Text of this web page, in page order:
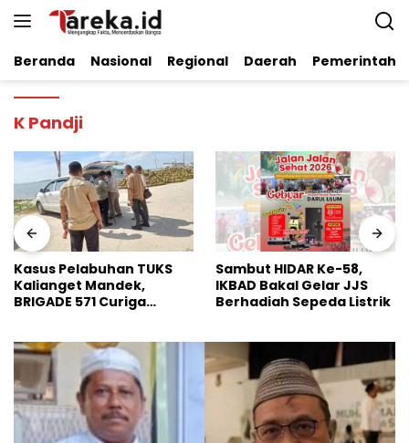
Beranda Nasional Regional Daerah
K Pandji
Sambut HIDAR Ke-58,
IKBAD Bakal Gelar JJS
Berhadiah Sepeda Listrik
Dinilai Perkuat Stabilitas
Pangan Nasional, Badko
HMI Jatim Apresiasi